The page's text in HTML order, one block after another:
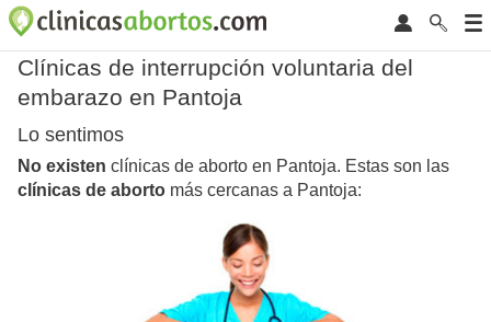
Clínicas de interrupción voluntaria del
embarazo en Pantoja
Lo sentimos
No existen clínicas de aborto en Pantoja. Estas son las
clínicas de aborto más cercanas a Pantoja: